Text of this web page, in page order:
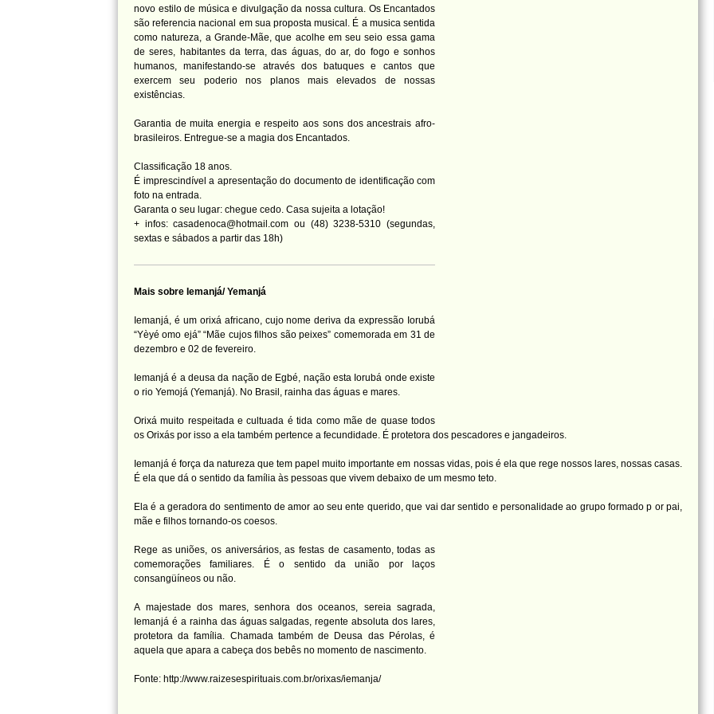
novo estilo de música e divulgação da nossa cultura. Os Encantados
são referencia nacional em sua proposta musical. É a musica sentida
como natureza, a Grande-Mãe, que acolhe em seu seio essa gama
de seres, habitantes da terra, das águas, do ar, do fogo e sonhos
humanos, manifestando-se através dos batuques e cantos que
exercem seu poderio nos planos mais elevados de nossas
existências.
Garantia de muita energia e respeito aos sons dos ancestrais afro-
brasileiros. Entregue-se a magia dos Encantados.
Classificação 18 anos.
É imprescindível a apresentação do documento de identificação com
foto na entrada.
Garanta o seu lugar: chegue cedo. Casa sujeita a lotação!
+ infos: casadenoca@hotmail.com ou (48) 3238-5310 (segundas,
sextas e sábados a partir das 18h)
Mais sobre Iemanjá/ Yemanjá
Iemanjá, é um orixá africano, cujo nome deriva da expressão Iorubá
“Yèyé omo ejá” “Mãe cujos filhos são peixes” comemorada em 31 de
dezembro e 02 de fevereiro.
Iemanjá é a deusa da nação de Egbé, nação esta Iorubá onde existe
o rio Yemojá (Yemanjá). No Brasil, rainha das águas e mares.
Orixá muito respeitada e cultuada é tida como mãe de quase todos
os Orixás por isso a ela também pertence a fecundidade. É protetora dos pescadores e jangadeiros.
Iemanjá é força da natureza que tem papel muito importante em nossas vidas, pois é ela que rege nossos lares, nossas casas.
É ela que dá o sentido da família às pessoas que vivem debaixo de um mesmo teto.
Ela é a geradora do sentimento de amor ao seu ente querido, que vai dar sentido e personalidade ao grupo formado p or pai,
mãe e filhos tornando-os coesos.
Rege as uniões, os aniversários, as festas de casamento, todas as
comemorações familiares. É o sentido da união por laços
consangüíneos ou não.
A majestade dos mares, senhora dos oceanos, sereia sagrada,
Iemanjá é a rainha das águas salgadas, regente absoluta dos lares,
protetora da família. Chamada também de Deusa das Pérolas, é
aquela que apara a cabeça dos bebês no momento de nascimento.
Fonte: http://www.raizesespirituais.com.br/orixas/iemanja/